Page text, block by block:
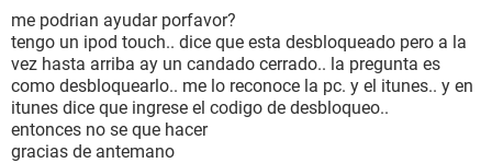
me podrian ayudar porfavor?
tengo un ipod touch.. dice que esta desbloqueado pero a la
vez hasta arriba ay un candado cerrado.. la pregunta es
como desbloquearlo.. me lo reconoce la pc. y el itunes.. y en
itunes dice que ingrese el codigo de desbloqueo..
entonces no se que hacer
gracias de antemano